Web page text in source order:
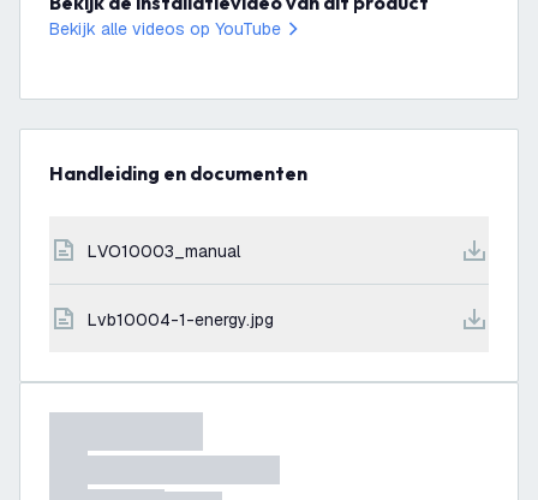
Bekijk alle videos op YouTube
Handleiding en documenten
LVO10003_manual
lvb10004-1-energy.jpg